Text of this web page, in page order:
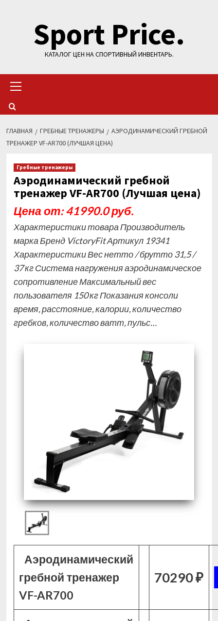
содержимомуSport Price.
КАТАЛОГ ЦЕН НА СПОРТИВНЫЙ ИНВЕНТАРЬ.
меню
ГЛАВНАЯ ГРЕБНЫЕ ТРЕНАЖЕРЫ
АЭРОДИНАМИЧЕСКИЙ ГРЕБНОЙ
ТРЕНАЖЕР VF-AR700 (ЛУЧШАЯ ЦЕНА)
Гребные тренажеры
Аэродинамический гребной
тренажер VF-AR700 (Лучшая цена)
Цена от: 41990.0 руб.
Характеристики товара Производитель
марка Бренд VictoryFit Артикул 19341
Характеристики Вес нетто / брутто 31,5 /
37 кг Система нагружения аэродинамическое
сопротивление Максимальный вес
пользователя 150 кг Показания консоли
время, расстояние, калории, количество
гребков, количество ватт, пульс…
Аэродинамический
гребной тренажер
VF-AR700
70290 ₽